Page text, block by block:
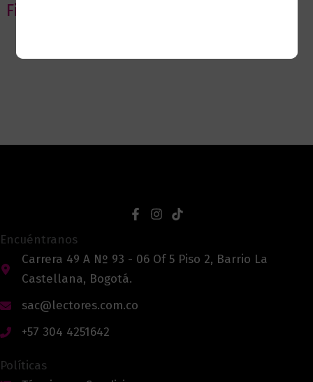
Filtrar por editorial
Encuéntranos
Carrera 49 A Nº 93 - 06 Of 5 Piso 2, Barrio La
Castellana, Bogotá.
sac@lectores.com.co
+57 304 4251642
Políticas